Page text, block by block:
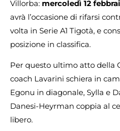
Villorba: mercoledì 12
avrà l’occasione di rifarsi
volta in Serie A1 Tigotà, e
posizione in classifica.
Per questo ultimo atto della
coach Lavarini schiera in
Egonu in diagonale, Sylla e
Danesi-Heyrman coppia al
libero.